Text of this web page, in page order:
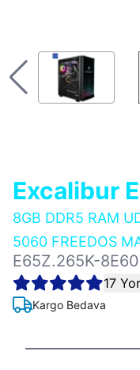
Excalibur
8GB DDR5 RAM
5060 FREEDOS
E65Z.265K-
17
Kargo Bedava